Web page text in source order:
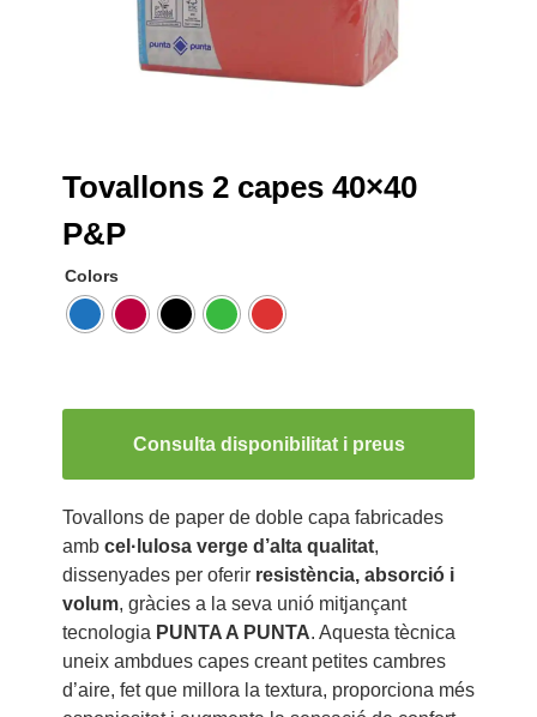
Tovallons 2 capes 40×40
P&P
Colors
Consulta disponibilitat i preus
Tovallons de paper de doble capa fabricades
amb cel·lulosa verge d’alta qualitat,
dissenyades per oferir resistència, absorció i
volum, gràcies a la seva unió mitjançant
tecnologia PUNTA A PUNTA. Aquesta tècnica
uneix ambdues capes creant petites cambres
d’aire, fet que millora la textura, proporciona més